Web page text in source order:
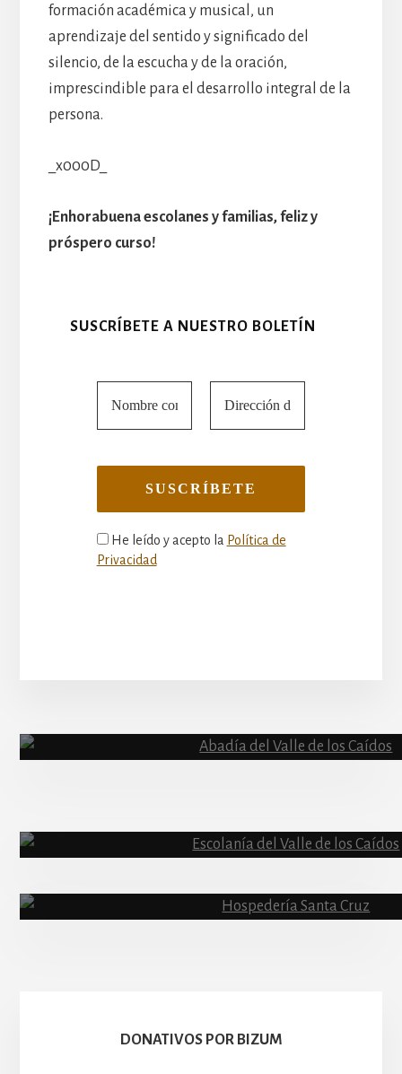
formación académica y musical, un
aprendizaje del sentido y significado del
silencio, de la escucha y de la oración,
imprescindible para el desarrollo integral de la
persona.
_x000D_
¡Enhorabuena escolanes y familias, feliz y
próspero curso!
SUSCRÍBETE A NUESTRO BOLETÍN
He leído y acepto la Política de
Privacidad
Content
Hospedería
DONATIVOS POR BIZUM